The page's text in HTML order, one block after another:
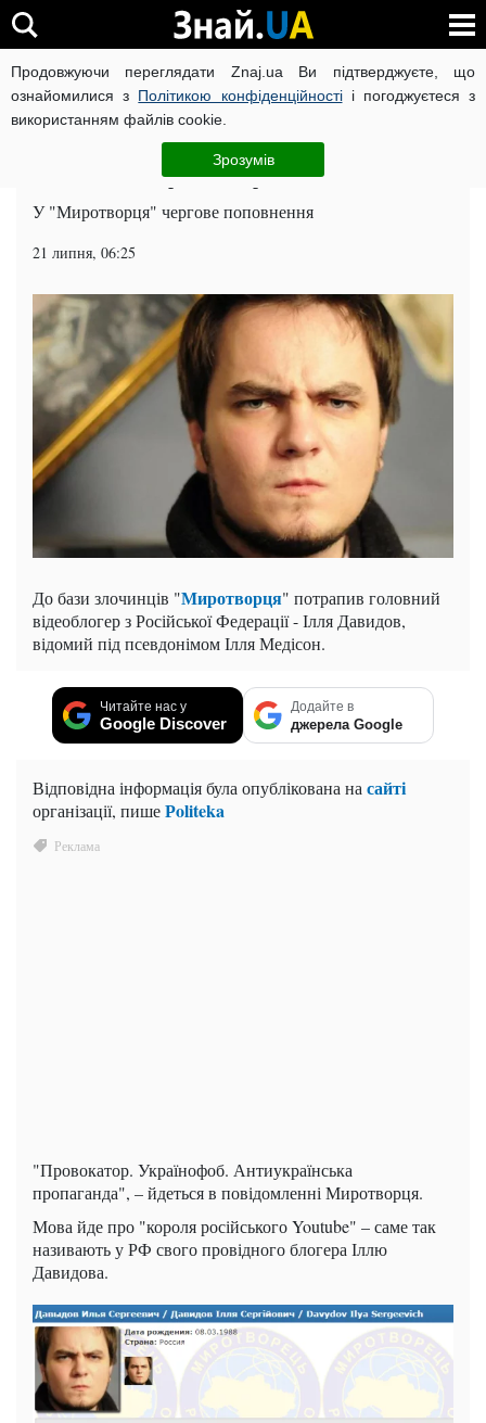
Продовжуючи переглядати Znaj.ua Ви підтверджуєте, що
ознайомилися з Політикою конфіденційностіі погоджуєтеся з
використанням файлів cookie.
Зрозумів
ВІЙНА РОСІЇ ПРОТИ УКРАЇНИ КОРОНАВІРУС В УКРАЇНІ
Суспільство ЧИТАТЬ НА РУССКОМ
Російський "король" загримів до Чистилища
У "Миротворця" чергове поповнення
21 липня, 06:25
До бази злочинців "Миротворця" потрапив головний
відеоблогер з Російської Федерації - Ілля Давидов,
відомий під псевдонімом Ілля Медісон.
Читайте нас у
Google Discover
Додайте в
джерела Google
Відповідна інформація була опублікована на сайті
організації, пишеРoliteka
"Провокатор. Українофоб. Антиукраїнська
пропаганда", – йдеться в повідомленні Миротворця.
Мова йде про "короля російського Youtube" – саме так
називають у РФ свого провідного блогера Іллю
Давидова.